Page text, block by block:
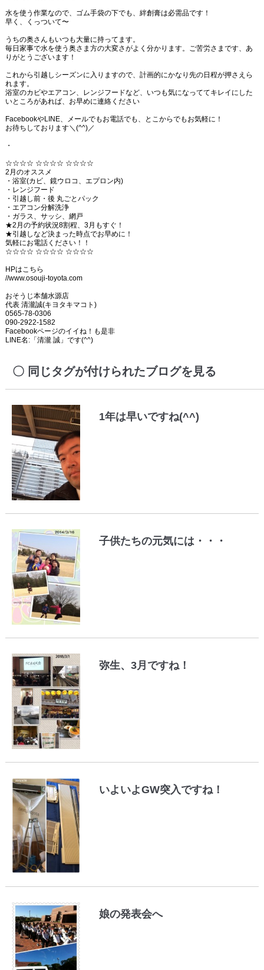
水を使う作業なので、ゴム手袋の下でも、絆創膏は必需品です！
早く、くっついて〜
うちの奥さんもいつも大量に持ってます。
毎日家事で水を使う奥さま方の大変さがよく分かります。ご苦労さまです、あ
りがとうございます！
これから引越しシーズンに入りますので、計画的にかなり先の日程が押さえら
れます。
浴室のカビやエアコン、レンジフードなど、いつも気になっててキレイにした
いところがあれば、お早めに連絡ください
FacebookやLINE、メールでもお電話でも、とこからでもお気軽に！
お待ちしております＼(^^)／
・
☆☆☆☆ ☆☆☆☆ ☆☆☆☆
2月のオススメ
・浴室(カビ、鏡ウロコ、エプロン内)
・レンジフード
・引越し前・後 丸ごとパック
・エアコン分解洗浄
・ガラス、サッシ、網戸
★2月の予約状況8割程、3月もすぐ！
★引越しなど決まった時点でお早めに！
気軽にお電話ください！！
☆☆☆☆ ☆☆☆☆ ☆☆☆☆
HPはこちら
//www.osouji-toyota.com
おそうじ本舗水源店
代表 清瀧誠(キヨタキマコト)
0565-78-0306
090-2922-1582
Facebookページのイイね！も是非
LINE名:「清瀧 誠」です(^^)
同じタグが付けられたブログを見る
1年は早いですね(^^)
子供たちの元気には・・・
弥生、3月ですね！
いよいよGW突入ですね！
娘の発表会へ